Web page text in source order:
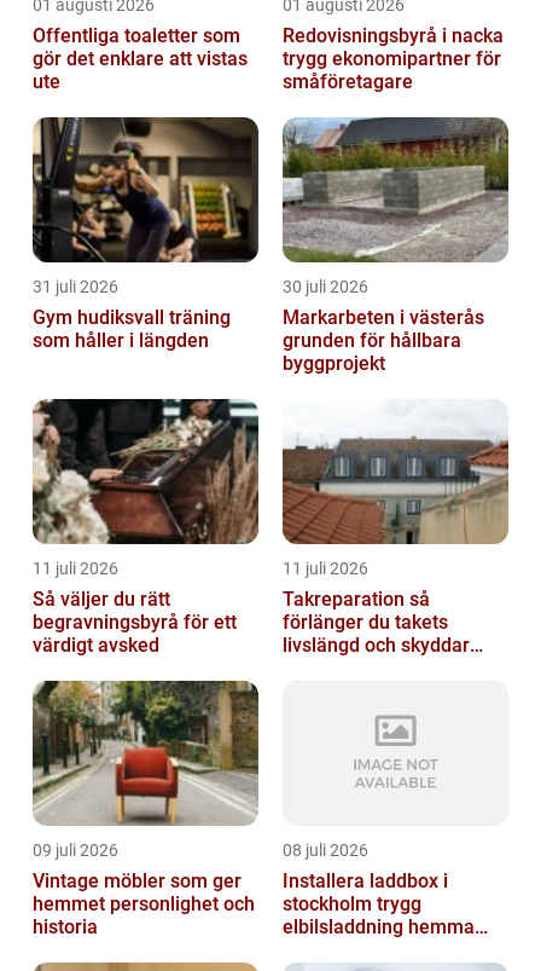
01 augusti 2026
Offentliga toaletter som
gör det enklare att vistas
ute
01 augusti 2026
Redovisningsbyrå i nacka
trygg ekonomipartner för
småföretagare
31 juli 2026
Gym hudiksvall träning
som håller i längden
30 juli 2026
Markarbeten i västerås
grunden för hållbara
byggprojekt
11 juli 2026
Så väljer du rätt
begravningsbyrå för ett
värdigt avsked
11 juli 2026
Takreparation så
förlänger du takets
livslängd och skyddar
09 juli 2026
Vintage möbler som ger
hemmet personlighet och
historia
08 juli 2026
Installera laddbox i
stockholm trygg
elbilsladdning hemma